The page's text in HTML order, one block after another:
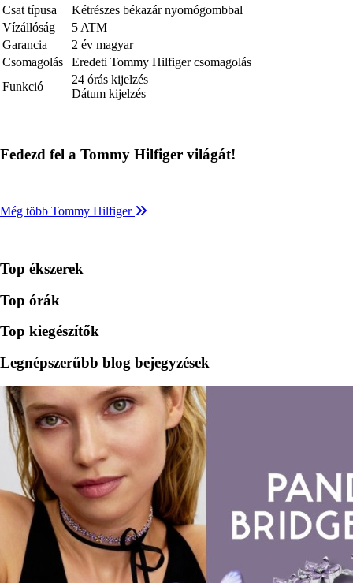
Csat típusa
Kétrészes békazár nyomógombbal
Vízállóság
5 ATM
Garancia
2 év magyar
Csomagolás
Eredeti Tommy Hilfiger csomagolás
Funkció
24 órás kijelzés
Dátum kijelzés
Fedezd fel a Tommy Hilfiger világát!
Még több Tommy Hilfiger
Top ékszerek
Top órák
Top kiegészítők
Legnépszerűbb blog bejegyzések